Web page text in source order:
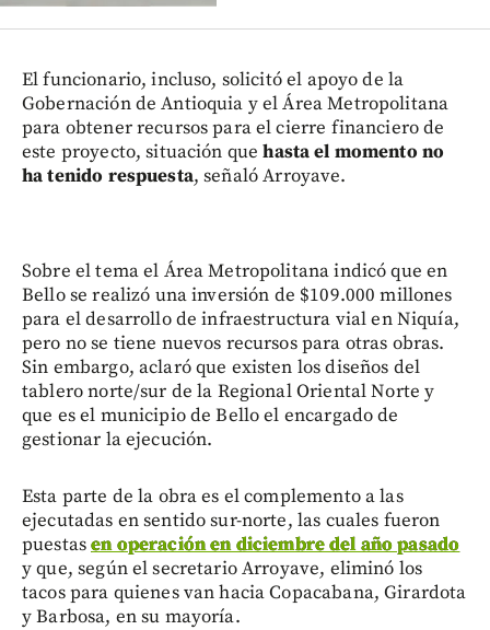
El funcionario, incluso, solicitó el apoyo de la
Gobernación de Antioquia y el Área Metropolitana
para obtener recursos para el cierre financiero de
este proyecto, situación que hasta el momento no
ha tenido respuesta, señaló Arroyave.
Sobre el tema el Área Metropolitana indicó que en
Bello se realizó una inversión de $109.000 millones
para el desarrollo de infraestructura vial en Niquía,
pero no se tiene nuevos recursos para otras obras.
Sin embargo, aclaró que existen los diseños del
tablero norte/sur de la Regional Oriental Norte y
que es el municipio de Bello el encargado de
gestionar la ejecución.
Esta parte de la obra es el complemento a las
ejecutadas en sentido sur-norte, las cuales fueron
puestasen operación en diciembre del año pasado
y que, según el secretario Arroyave, eliminó los
tacos para quienes van hacia Copacabana, Girardota
y Barbosa, en su mayoría.